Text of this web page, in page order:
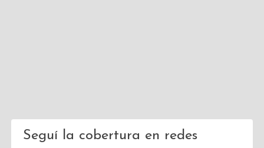
Seguí la cobertura en redes